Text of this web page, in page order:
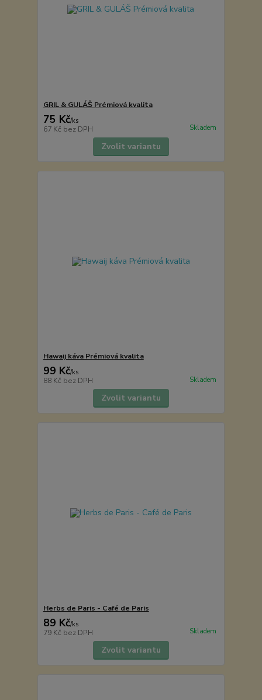
GRIL & GULÁŠ Prémiová kvalita
75 Kč/ks
67 Kč bez DPH Skladem
Zvolit variantu
Hawaij káva Prémiová kvalita
99 Kč/ks
88 Kč bez DPH Skladem
Zvolit variantu
Herbs de Paris - Café de Paris
89 Kč/ks
79 Kč bez DPH Skladem
Zvolit variantu